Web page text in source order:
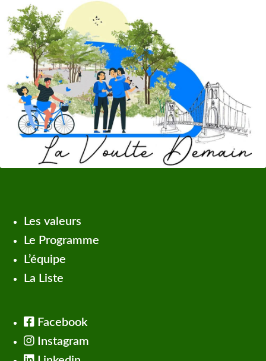
Les valeurs
Le Programme
L’équipe
La Liste
Facebook
Instagram